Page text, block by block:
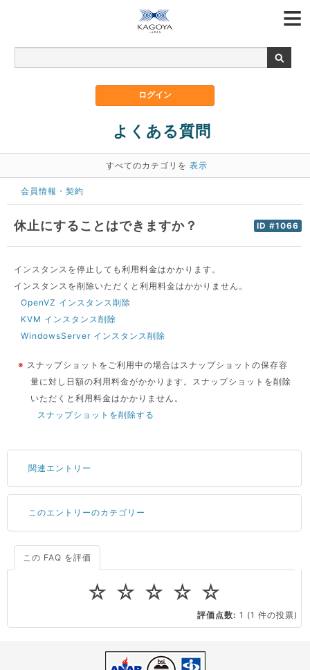
よくある質問
すべてのカテゴリを 表示
会員情報・契約
ID #1066
休止にすることはできますか？
インスタンスを停止しても利用料金はかかります。
インスタンスを削除いただくと利用料金はかかりません。
OpenVZ インスタンス削除
KVM インスタンス削除
WindowsServer インスタンス削除
※ スナップショットをご利用中の場合はスナップショットの保存容
量に対し日額の利用料金がかかります。スナップショットを削除
いただくと利用料金はかかりません。
スナップショットを削除する
関連エントリー
サーバーが重いので調査してほしい
一つの IP アドレスに複数のウェブサイトを公開したい
CPUやメモリをアップグレードしたい
virtio とは何ですか？
ストレージ容量を追加できますか？
このエントリーのカテゴリー
会員情報・契約
この FAQ を評価
☆
☆
☆
☆
☆
評価点数: 1 (1 件の投票)